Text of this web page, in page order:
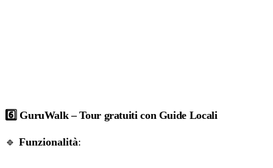
6️⃣ GuruWalk – Tour gratuiti con Guide Locali
🔹 Funzionalità: